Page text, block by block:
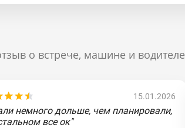
о встрече, машине и водителе
15.01.2026
немного дольше, чем планировали,
все ок"